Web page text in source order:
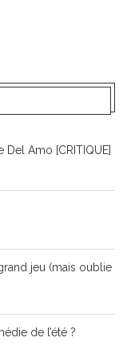
Del Amo [CRITIQUE]
jeu (mais oublie
de l’été ?